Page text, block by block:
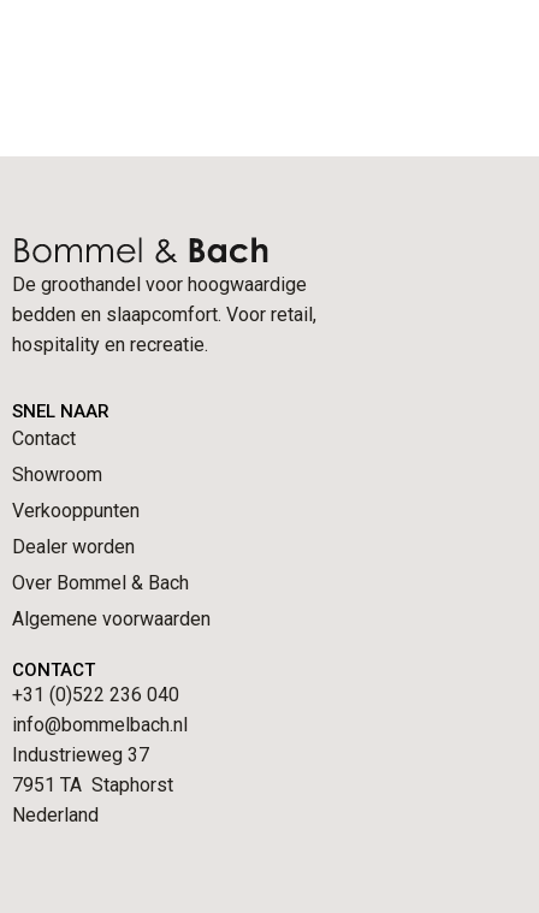
De groothandel voor hoogwaardige
bedden en slaapcomfort. Voor retail,
hospitality en recreatie.
SNEL NAAR
Contact
Showroom
Verkooppunten
Dealer worden
Over Bommel & Bach
Algemene voorwaarden
CONTACT
+31 (0)522 236 040
info@bommelbach.nl
Industrieweg 37
7951 TA Staphorst
Nederland